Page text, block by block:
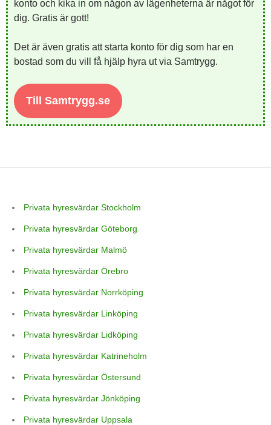
konto och kika in om någon av lägenheterna är något för
dig. Gratis är gott!
Det är även gratis att starta konto för dig som har en
bostad som du vill få hjälp hyra ut via Samtrygg.
Till Samtrygg.se
Privata hyresvärdar Stockholm
Privata hyresvärdar Göteborg
Privata hyresvärdar Malmö
Privata hyresvärdar Örebro
Privata hyresvärdar Norrköping
Privata hyresvärdar Linköping
Privata hyresvärdar Lidköping
Privata hyresvärdar Katrineholm
Privata hyresvärdar Östersund
Privata hyresvärdar Jönköping
Privata hyresvärdar Uppsala